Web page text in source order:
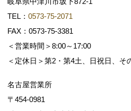
TEL： 0573-75-2071
FAX：0573-75-3381
＜営業時間＞8:00～17:00
＜定休日＞第2・第4土、日祝日、そ
名古屋営業所
〒454-0981